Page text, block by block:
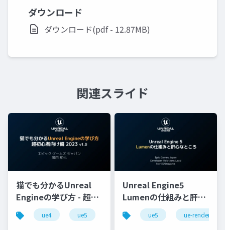
ダウンロード
ダウンロード(pdf - 12.87MB)
関連スライド
猫でも分かるUnreal
Engineの学び方 - 超初
心者向け編 - 2023 v1.0
ue4 ue5 ue-beginner
Unreal Engine5
Lumenの仕組みと肝心
なところ
ue5 ue-rendering